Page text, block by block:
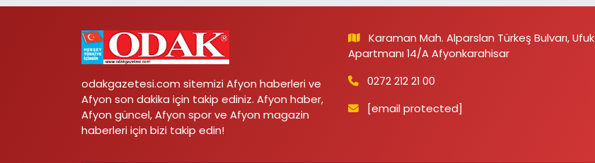
odakgazetesi.com sitemizi Afyon haberleri ve
Afyon son dakika için takip ediniz. Afyon haber,
Afyon güncel, Afyon spor ve Afyon magazin
haberleri için bizi takip edin!
Karaman Mah. Alparslan Türkeş Bulvarı, Ufuk
Apartmanı 14/A Afyonkarahisar
0272 212 21 00
[email protected]